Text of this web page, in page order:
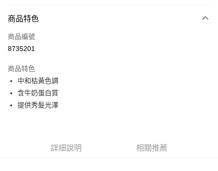
台灣樂天信用卡公司
玉山商業銀行
台灣樂天信用卡公司
相關說明
【大哥付你分期使用說明】
2.付款方式選擇「大哥付你分期」，訂單成立後會自動跳轉到大哥付的交易
流程，驗證手機門號後，選擇欲分期的期數、繳款截止日，確認付款後即完
成交易。
3.實際核准額度、可分期數及費用金額請依後續交易確認頁面所載為準。
4.訂單成立30分鐘內，如未前往確認交易或遇審核未通過，訂單將自動取
運送方式
全家取貨付款
每筆NT$65，滿NT$1,699(含以上)免運費
商品特色
商品編號
8735201
商品特色
中和枯黃色調
含牛奶蛋白質
提供秀髮光澤
詳細說明 相關推薦